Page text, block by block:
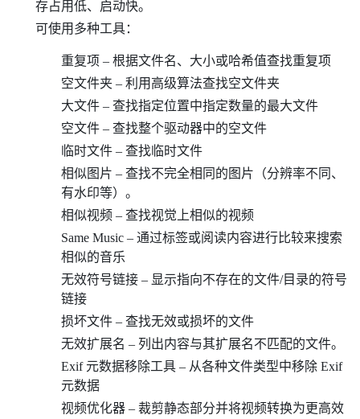
存占用低、启动快。
可使用多种工具：
重复项 – 根据文件名、大小或哈希值查找重复项
空文件夹 – 利用高级算法查找空文件夹
大文件 – 查找指定位置中指定数量的最大文件
空文件 – 查找整个驱动器中的空文件
临时文件 – 查找临时文件
相似图片 – 查找不完全相同的图片（分辨率不同、
有水印等）。
相似视频 – 查找视觉上相似的视频
Same Music – 通过标签或阅读内容进行比较来搜索
相似的音乐
无效符号链接 – 显示指向不存在的文件/目录的符号
链接
损坏文件 – 查找无效或损坏的文件
无效扩展名 – 列出内容与其扩展名不匹配的文件。
Exif 元数据移除工具 – 从各种文件类型中移除 Exif
元数据
视频优化器 – 裁剪静态部分并将视频转换为更高效